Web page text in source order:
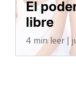
El
libre
4 min leer|